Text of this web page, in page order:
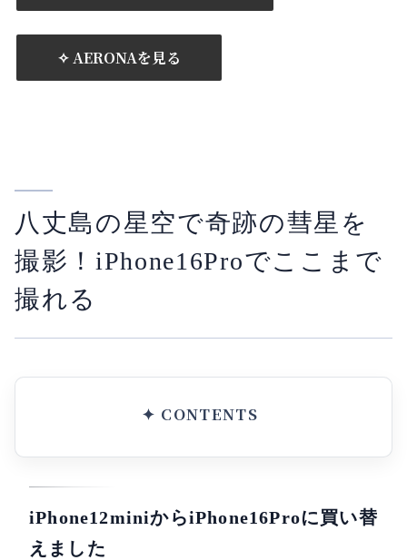
✧ AERONAを見る
八丈島の星空で奇跡の彗星を
撮影！iPhone16Proでここまで
撮れる
iPhone12miniからiPhone16Proに買い替
えました